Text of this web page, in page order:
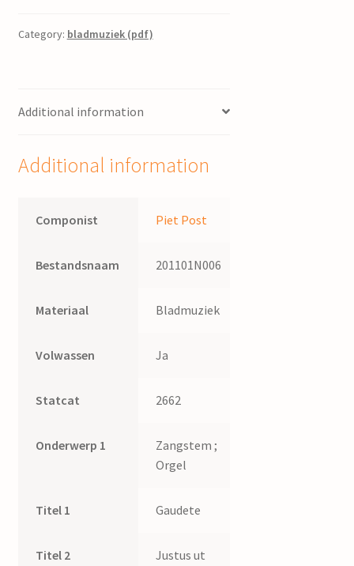
quantity
Category: bladmuziek (pdf)
Additional information
Additional information
Componist Piet Post
Bestandsnaam 201101N006
Materiaal Bladmuziek
Volwassen Ja
Statcat 2662
Onderwerp 1
Zangstem ;
Orgel
Titel 1 Gaudete
Titel 2
Justus ut